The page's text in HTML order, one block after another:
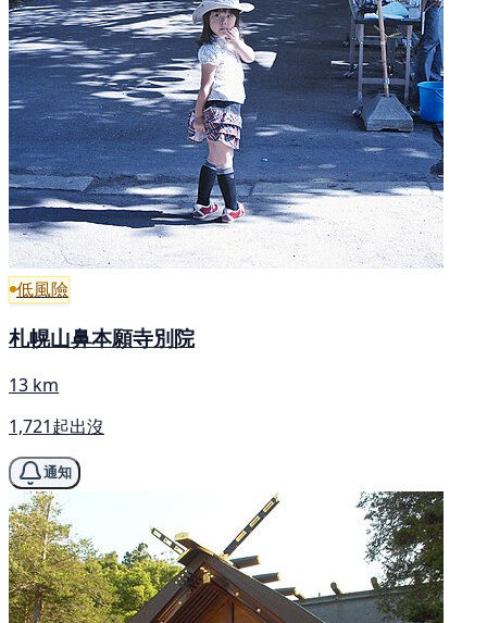
低風險
札幌山鼻本願寺別院
13 km
1,721起出沒
通知